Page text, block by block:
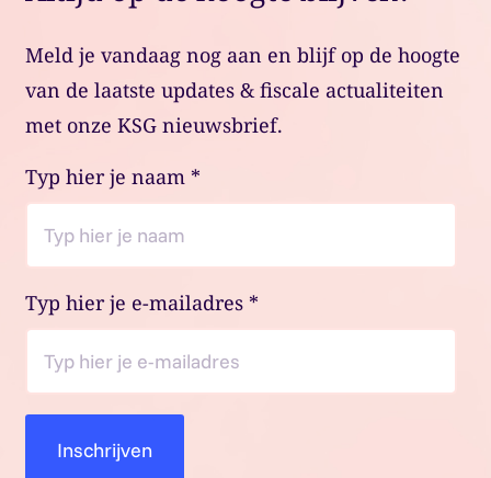
Meld je vandaag nog aan en blijf op de hoogte
van de laatste updates & fiscale actualiteiten
met onze KSG nieuwsbrief.
Typ hier je naam *
Typ hier je e-mailadres *